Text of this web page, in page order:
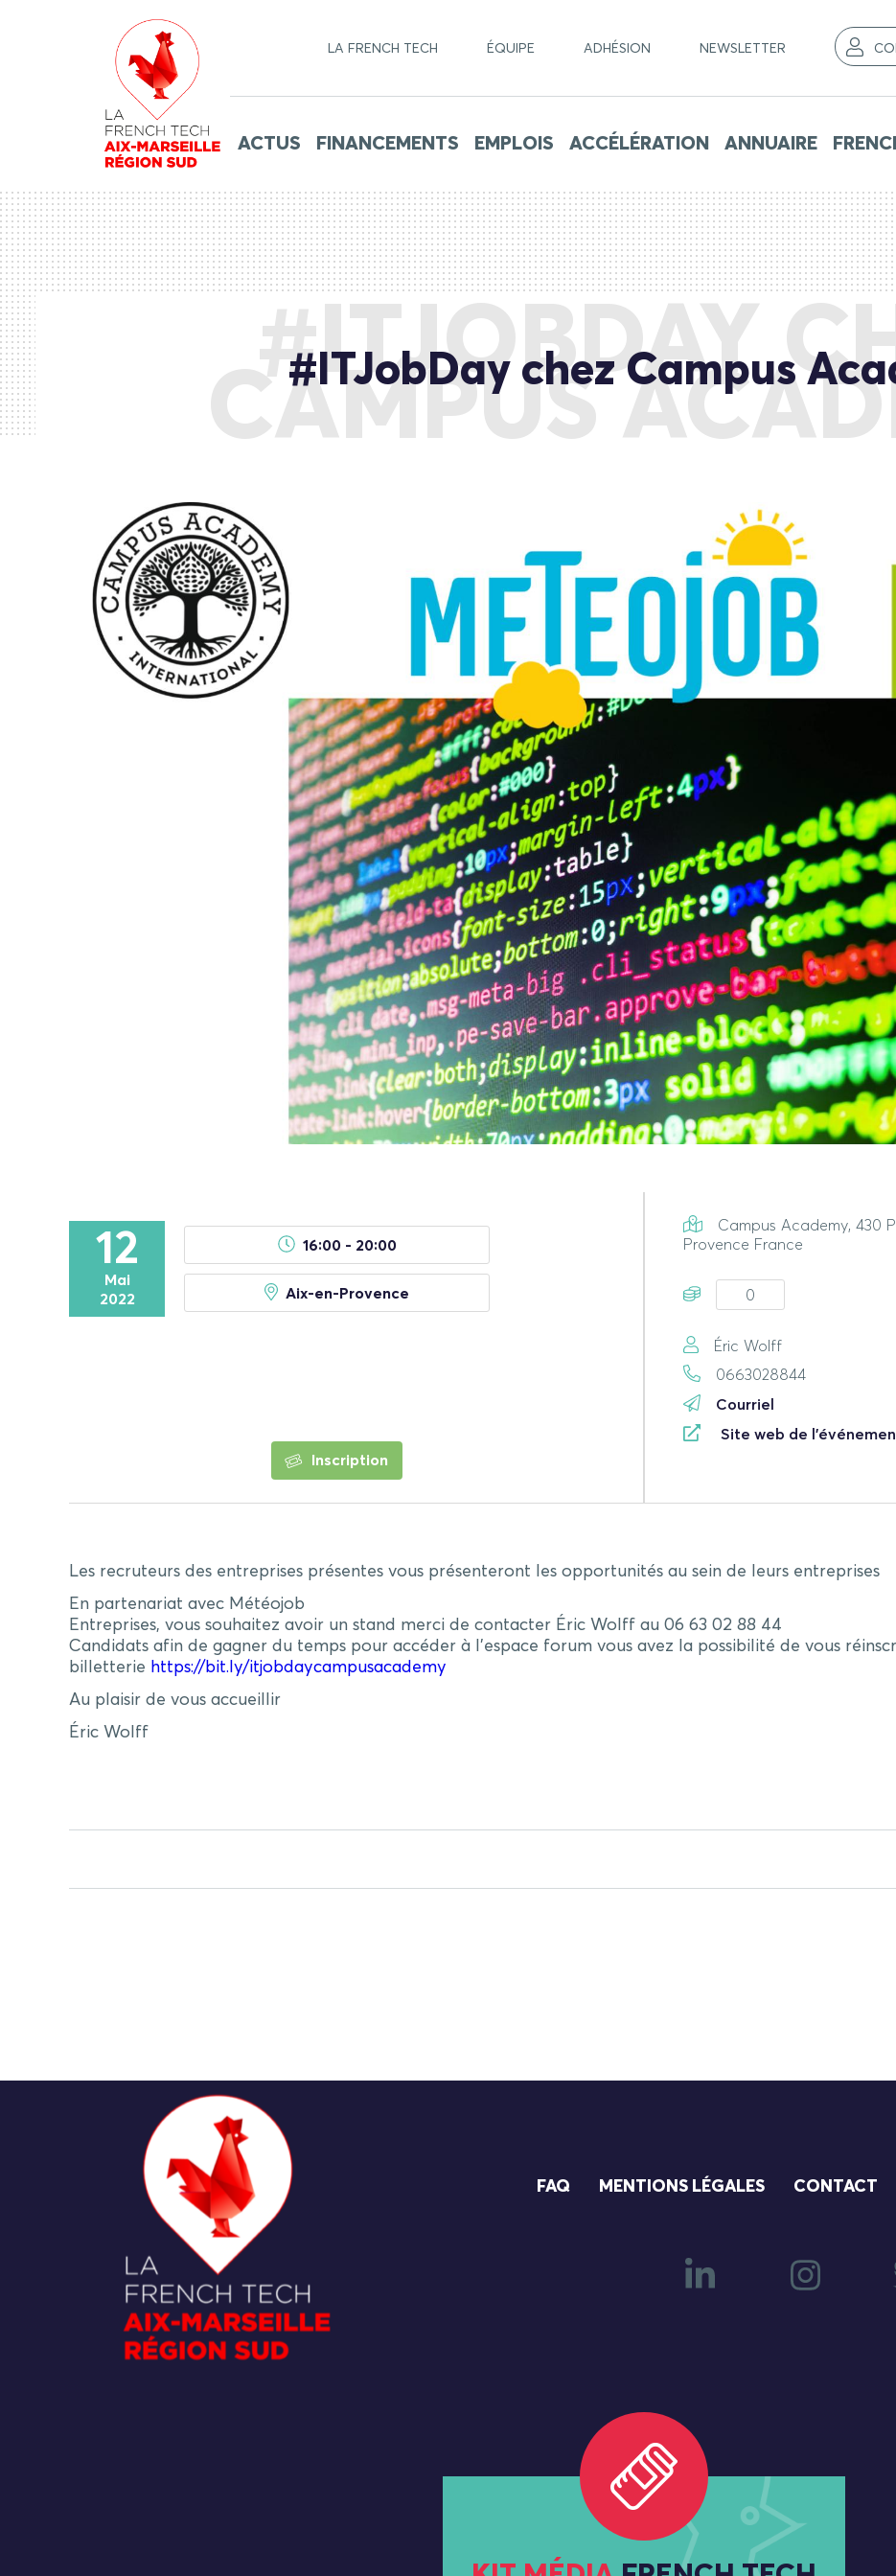
LA FRENCH TECH ÉQUIPE ADHÉSION NEWSLETTER
ACTUS FINANCEMENTS EMPLOIS ACCÉLÉRATION ANNUAIRE
#ITJOBDAY
CAMPUS
#ITJobDay chez Campus
12
Mai
2022
16:00 - 20:00
Aix-en-Provence
Inscription
Campus Academy, 430
Provence France
0
Éric Wolff
0663028844
Courriel
Site web de
Les recruteurs des entreprises présentes vous présenteront les opportunités au sein de leurs entreprises
En partenariat avec Météojob
Entreprises, vous souhaitez avoir un stand merci de contacter Éric Wolff au 06 63 02 88 44
Candidats afin de gagner du temps pour accéder à l’espace forum vous avez la possibilité de vous
billetterie https://bit.ly/itjobdaycampusacademy
Au plaisir de vous accueillir
Éric Wolff
FAQ MENTIONS LÉGALES CONTACT